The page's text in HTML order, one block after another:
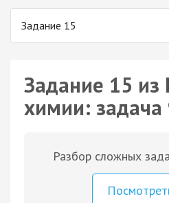
Задание 15
Задание 15 из
химии: задача
Разбор сложных